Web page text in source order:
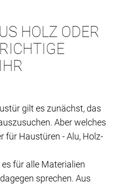
HOLZ ODER
gilt es zunächst, das
Aber welches
für Haustüren - Alu, Holz-
für alle Materialien
sprechen. Aus